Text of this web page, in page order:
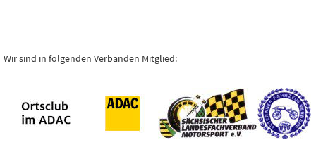
Wir sind in folgenden Verbänden Mitglied: